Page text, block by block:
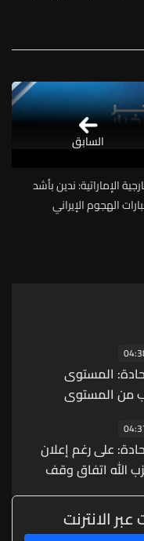
الإماراتية: ندين بأشد
الهجوم الإيراني
السابق
المستوى
من المستوى
على لبنان
ما أُجّل في بنك
على رغم إعلان
الله اتفاق وقف
أنّه غير معروف بعد
في المكان الذي
وقع فيه الانفجار قبل اتفاق وقف
الانترنت